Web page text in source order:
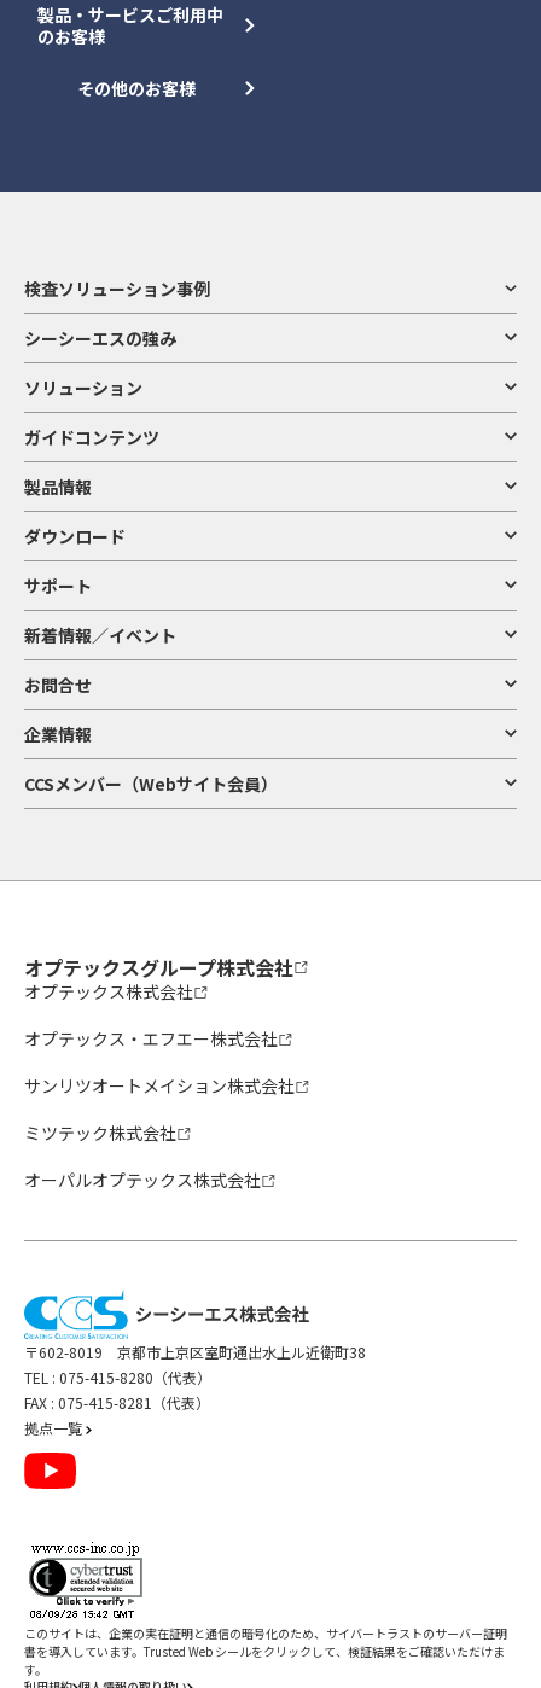
製品・サービスご利用中
のお客様
その他のお客様
検査ソリューション事例
シーシーエスの強み
ソリューション
ガイドコンテンツ
製品情報
ダウンロード
サポート
新着情報／イベント
お問合せ
企業情報
CCSメンバー（Webサイト会員）
オプテックスグループ株式会社
オプテックス株式会社
オプテックス・エフエー株式会社
サンリツオートメイション株式会社
ミツテック株式会社
オーパルオプテックス株式会社
〒602-8019 京都市上京区室町通出水上ル近衛町38
TEL : 075-415-8280（代表）
FAX : 075-415-8281（代表）
拠点一覧
このサイトは、企業の実在証明と通信の暗号化のため、サイバートラストのサーバー証明
書を導入しています。Trusted Web シールをクリックして、検証結果をご確認いただけま
す。